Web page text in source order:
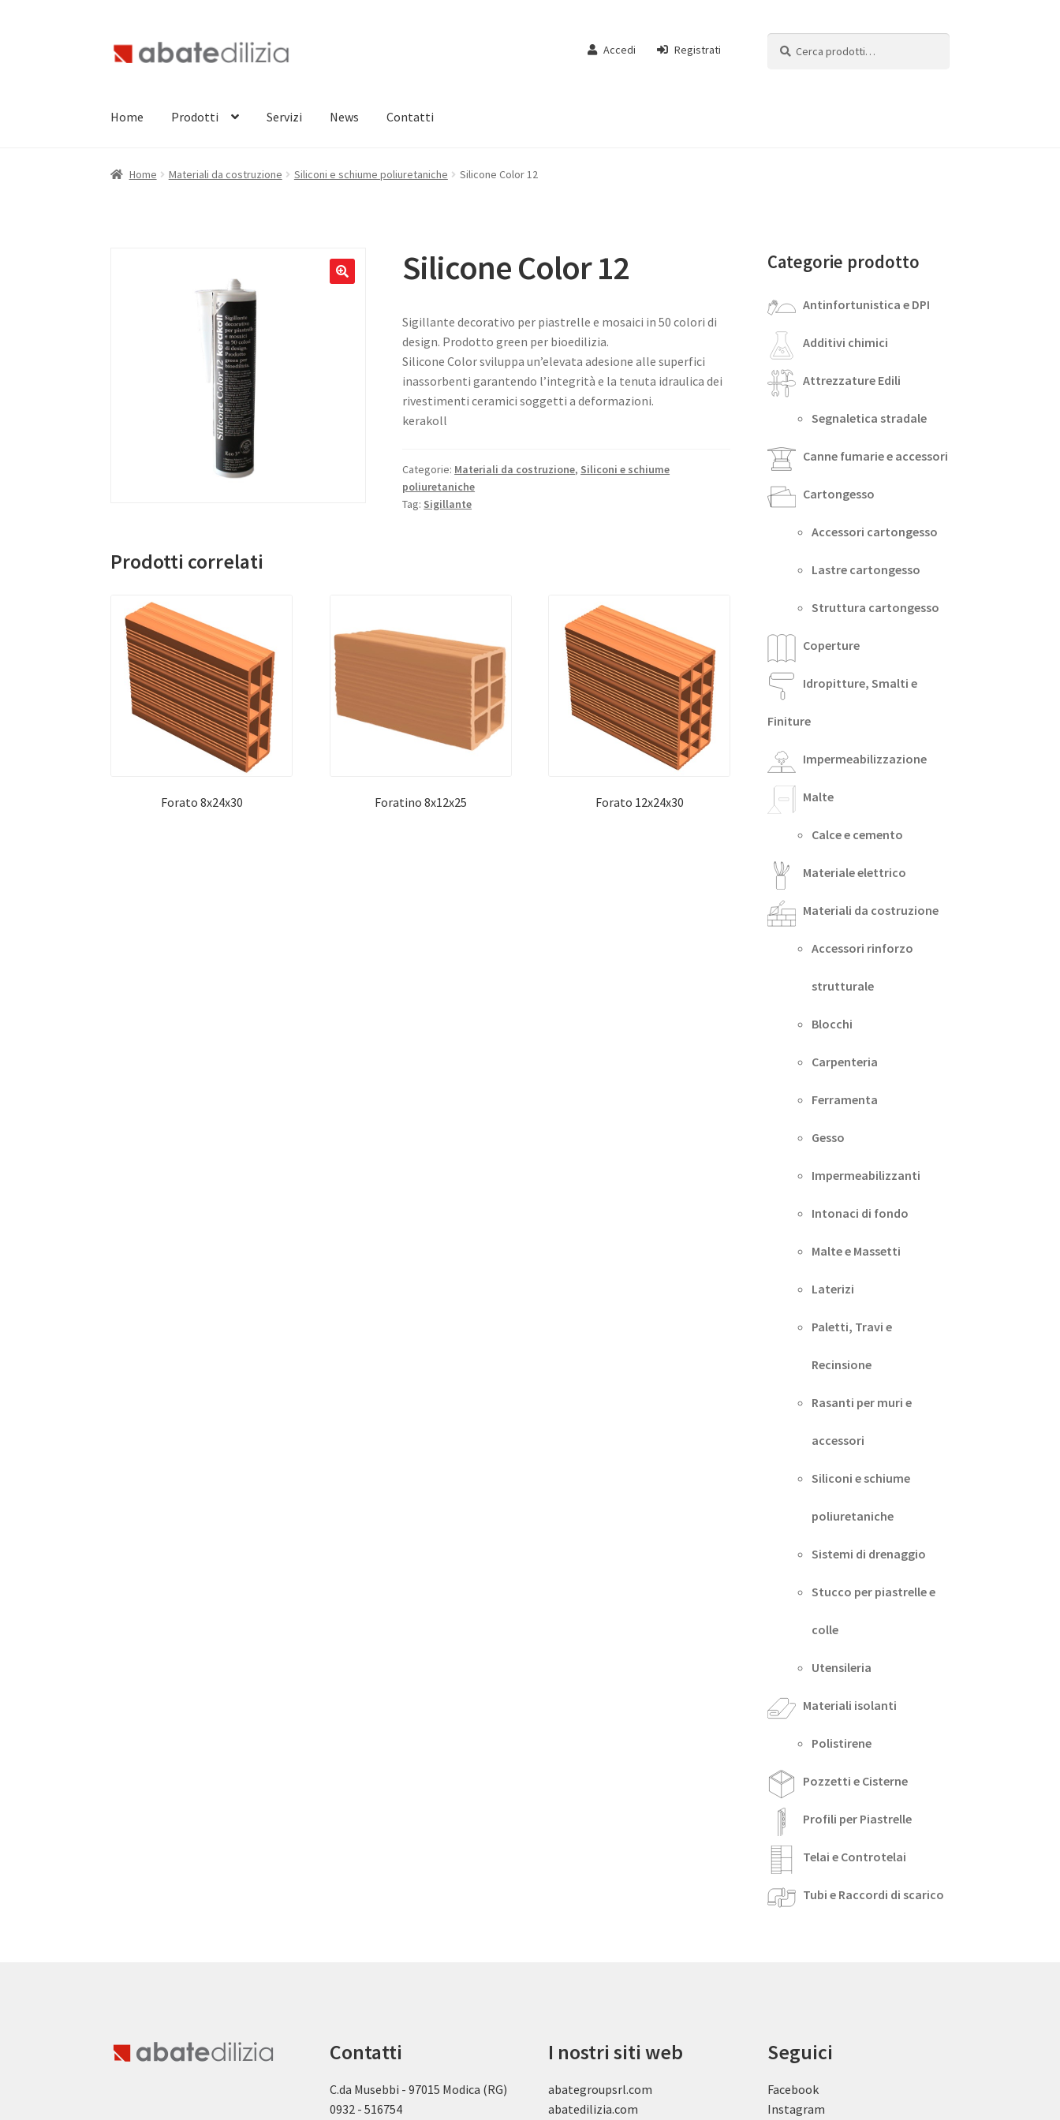
Vai
alla
Vai
al
Accedi Registrati
Home Prodotti Servizi News Contatti
Home Materiali da costruzione Siliconi e schiume poliuretaniche Silicone Color 12
Silicone Color 12
Sigillante decorativo per piastrelle e mosaici in 50 colori di
design. Prodotto green per bioedilizia.
Silicone Color sviluppa un’elevata adesione alle superfici
inassorbenti garantendo l’integrità e la tenuta idraulica dei
rivestimenti ceramici soggetti a deformazioni.
kerakoll
Categorie: Materiali da costruzione, Siliconi e schiume
poliuretaniche
Tag: Sigillante
Prodotti correlati
Forato 8x24x30 Foratino 8x12x25 Forato 12x24x30
Categorie prodotto
Antinfortunistica e DPI
Additivi chimici
Attrezzature Edili
Segnaletica stradale
Canne fumarie e accessori
Cartongesso
Accessori cartongesso
Lastre cartongesso
Struttura cartongesso
Coperture
Idropitture, Smalti e
Finiture
Impermeabilizzazione
Malte
Calce e cemento
Materiale elettrico
Materiali da costruzione
Accessori rinforzo
strutturale
Blocchi
Carpenteria
Ferramenta
Gesso
Impermeabilizzanti
Intonaci di fondo
Malte e Massetti
Laterizi
Paletti, Travi e
Recinsione
Rasanti per muri e
accessori
Siliconi e schiume
poliuretaniche
Sistemi di drenaggio
Stucco per piastrelle e
colle
Utensileria
Materiali isolanti
Polistirene
Pozzetti e Cisterne
Profili per Piastrelle
Telai e Controtelai
Tubi e Raccordi di scarico
Contatti
C.da Musebbi - 97015 Modica (RG)
0932 - 516754
I nostri siti web
abategroupsrl.com
abatedilizia.com
Seguici
Facebook
Instagram